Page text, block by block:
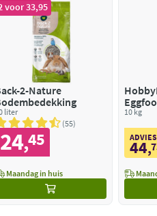
voor 33,95
2-Nature
liter
55
24,45
Maandag in huis
10 kg
44,